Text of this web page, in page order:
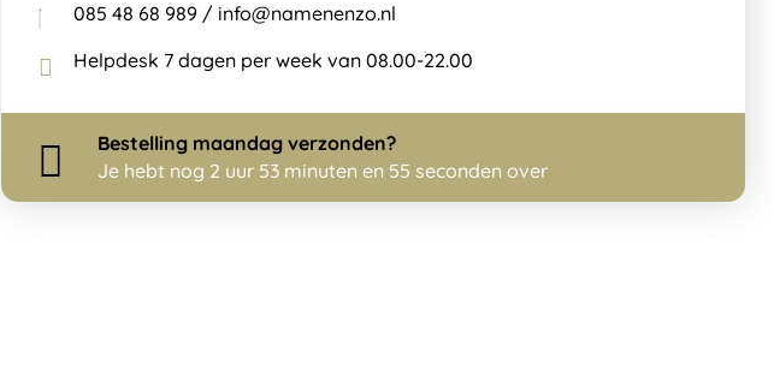
085 48 68 989 / info@namenenzo.nl
Helpdesk 7 dagen per week van 08.00-22.00
Bestelling maandag verzonden?
Je hebt nog 2 uur 53 minuten en 55 seconden over